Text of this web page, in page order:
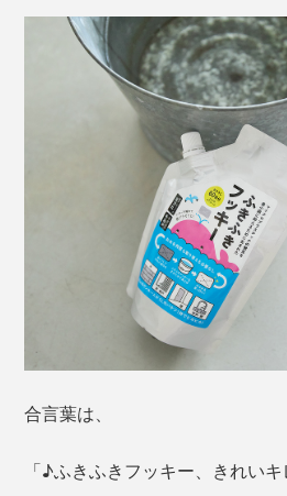
合言葉は、
「♪ふきふきフッキー、きれいキ